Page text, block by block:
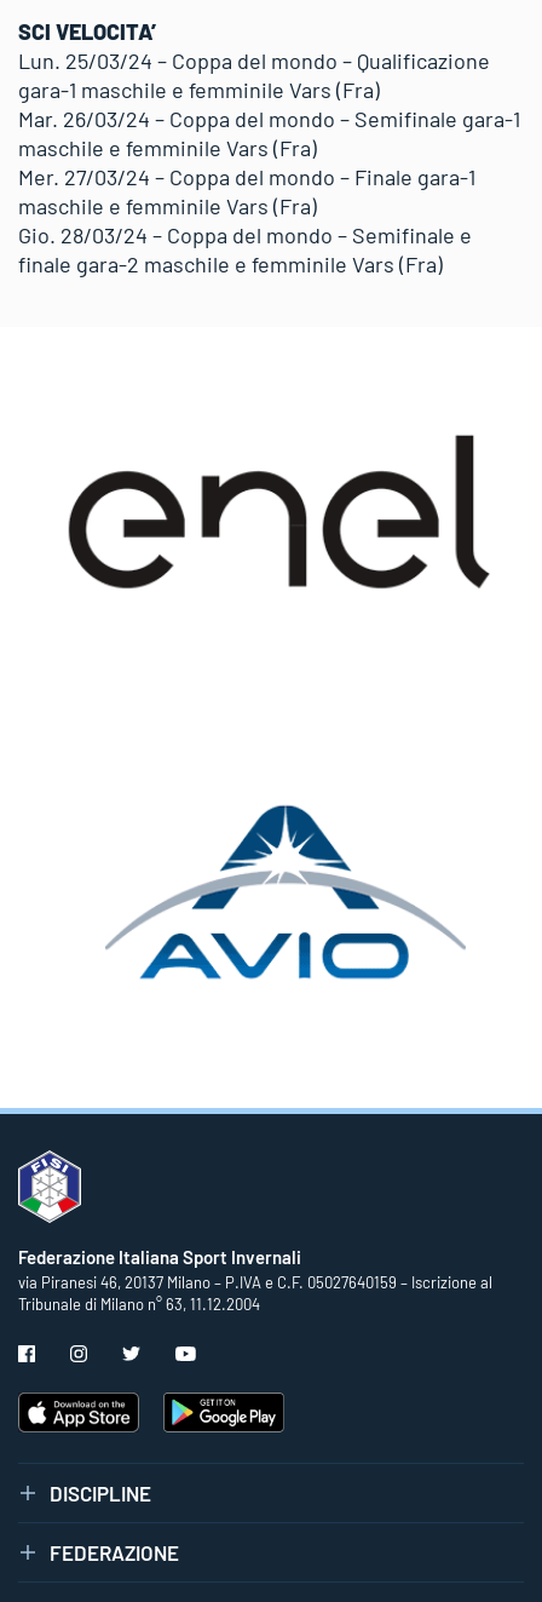
SCI VELOCITA’
Lun. 25/03/24 – Coppa del mondo – Qualificazione
gara-1 maschile e femminile Vars (Fra)
Mar. 26/03/24 – Coppa del mondo – Semifinale gara-1
maschile e femminile Vars (Fra)
Mer. 27/03/24 – Coppa del mondo – Finale gara-1
maschile e femminile Vars (Fra)
Gio. 28/03/24 – Coppa del mondo – Semifinale e
finale gara-2 maschile e femminile Vars (Fra)
Federazione Italiana Sport Invernali
via Piranesi 46, 20137 Milano – P.IVA e C.F. 05027640159 – Iscrizione al
Tribunale di Milano n° 63, 11.12.2004
DISCIPLINE
FEDERAZIONE